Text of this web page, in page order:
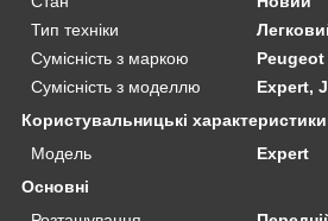
Тип техніки
Сумісність з маркою
Peugeot
Сумісність з моделлю
Expert,
Користувальницькі характеристики
Мoдель
Expert
Основні